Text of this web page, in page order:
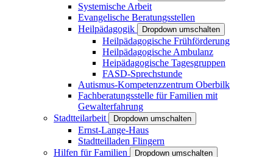
Systemische Arbeit
Evangelische Beratungsstellen
Heilpädagogik
Dropdown umschalten
Heilpädagogische Frühförderung
Heilpädagogische Ambulanz
Heipädagogische Tagesgruppen
FASD-Sprechstunde
Autismus-Kompetenzzentrum Oberbilk
Fachberatungsstelle für Familien mit
Gewalterfahrung
Stadtteilarbeit
Dropdown umschalten
Ernst-Lange-Haus
Stadtteilladen Flingern
Hilfen für Familien
Dropdown umschalten